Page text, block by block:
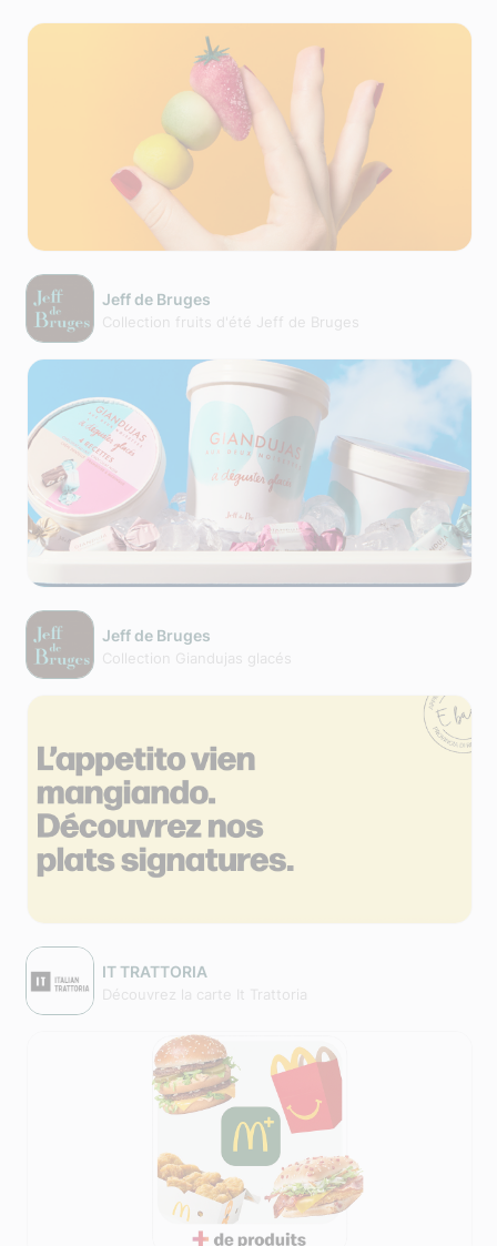
Jeff de Bruges
Collection fruits d'été Jeff de Bruges
Jeff de Bruges
Collection Giandujas glacés
IT TRATTORIA
Découvrez la carte It Trattoria